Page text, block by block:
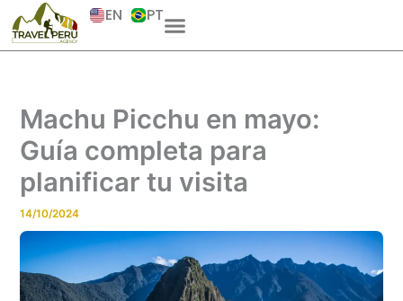
content
EN PT
Machu Picchu en mayo:
Guía completa para
planificar tu visita
14/10/2024